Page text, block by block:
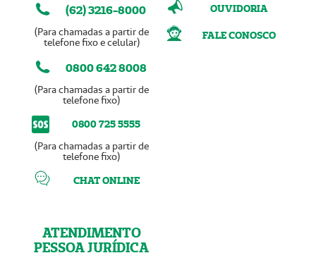
(62) 3216-8000
(Para chamadas a partir de
telefone fixo e celular)
0800 642 8008
(Para chamadas a partir de
telefone fixo)
0800 725 5555
(Para chamadas a partir de
telefone fixo)
CHAT ONLINE
ATENDIMENTO
PESSOA JURÍDICA
OUVIDORIA
FALE CONOSCO